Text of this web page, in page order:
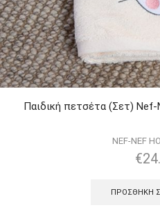
Παιδική πετσέτα (Σετ)
NEF-NEF
€
ΠΡΟΣΘΉΚΗ